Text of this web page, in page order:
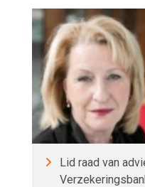
Lid raad van